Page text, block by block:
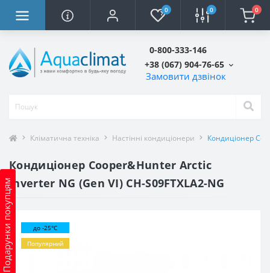
0 0 0
0-800-333-146
+38 (067) 904-76-65
Замовити дзвінок
Подарунки покупцям
Кліматична техніка Настінні кондиціонери Кондиціонер
Кондиціонер Cooper&Hunter Arctic
Inverter NG (Gen VI) CH-S09FTXLA2-NG
до -25°C
Популярний